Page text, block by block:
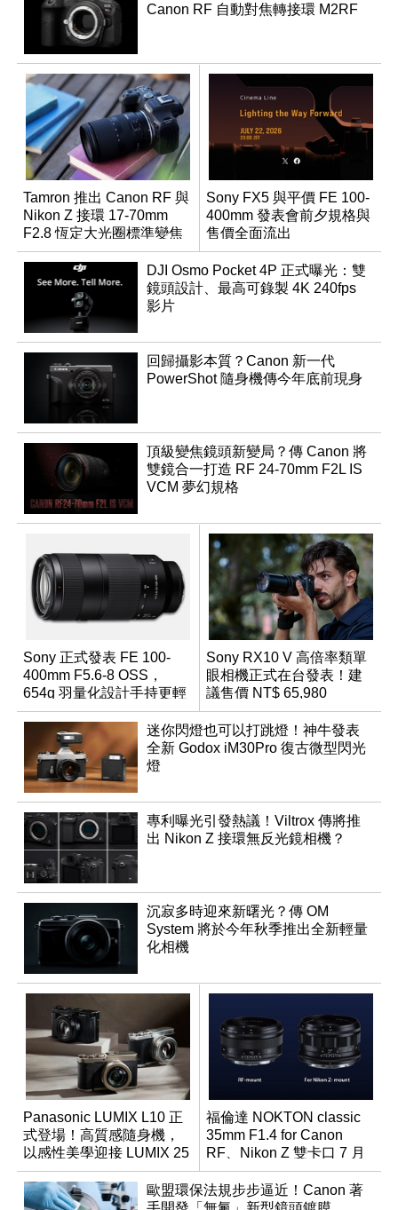
Canon RF 自動對焦轉接環 M2RF
Tamron 推出 Canon RF 與
Nikon Z 接環 17-70mm
F2.8 恆定大光圈標準變焦
鏡
Sony FX5 與平價 FE 100-
400mm 發表會前夕規格與
售價全面流出
DJI Osmo Pocket 4P 正式曝光：雙
鏡頭設計、最高可錄製 4K 240fps
影片
回歸攝影本質？Canon 新一代
PowerShot 隨身機傳今年底前現身
頂級變焦鏡頭新變局？傳 Canon 將
雙鏡合一打造 RF 24-70mm F2L IS
VCM 夢幻規格
Sony 正式發表 FE 100-
400mm F5.6-8 OSS，
654g 羽量化設計手持更輕
鬆
Sony RX10 V 高倍率類單
眼相機正式在台發表！建
議售價 NT$ 65,980
迷你閃燈也可以打跳燈！神牛發表
全新 Godox iM30Pro 復古微型閃光
燈
專利曝光引發熱議！Viltrox 傳將推
出 Nikon Z 接環無反光鏡相機？
沉寂多時迎來新曙光？傳 OM
System 將於今年秋季推出全新輕量
化相機
Panasonic LUMIX L10 正
式登場！高質感隨身機，
以感性美學迎接 LUMIX 25
週年
福倫達 NOKTON classic
35mm F1.4 for Canon
RF、Nikon Z 雙卡口 7 月
同步登台
歐盟環保法規步步逼近！Canon 著